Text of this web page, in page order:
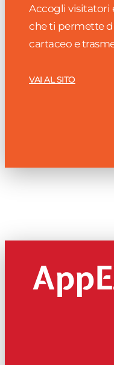
Accogli visitatori
che ti permette
cartaceo e
VAI AL SITO